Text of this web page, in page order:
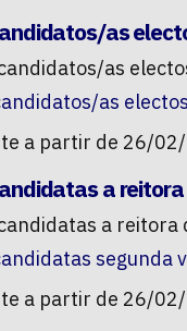
as
as
as
a partir de 26/
a
a reitora
segunda
a partir de 26/